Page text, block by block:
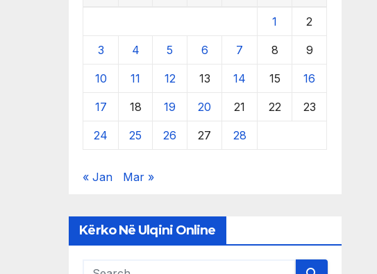
1 2
3 4 5 6 7 8 9
10 11 12 13 14 15 16
17 18 19 20 21 22 23
24 25 26 27 28
« Jan Mar »
Kërko Në Ulqini Online